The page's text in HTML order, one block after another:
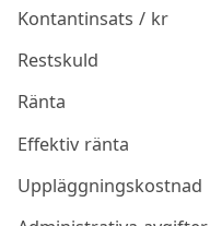
Kontantinsats / kr
Restskuld
Ränta
Effektiv ränta
Uppläggningskostnad